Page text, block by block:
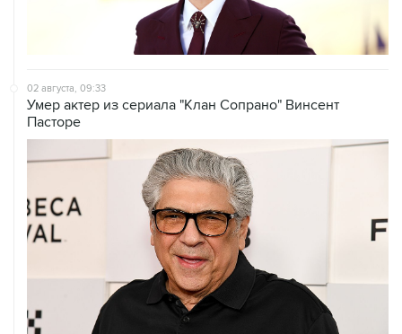
02 августа, 09:33
Умер актер из сериала "Клан Сопрано" Винсент
Пасторе